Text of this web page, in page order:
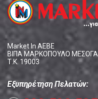
Market In ΑΕΒΕ
ΒΙΠΑ ΜΑΡΚΟΠΟΥΛΟ
Τ.Κ. 19003
Εξυπηρέτηση Πελατών: